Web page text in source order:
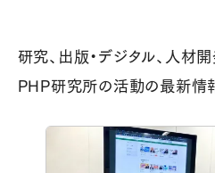
研究、出版・デジタル、人材
PHP研究所の活動の最新情